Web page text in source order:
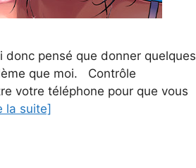
donc pensé que donner quelques
que moi. Contrôle
votre téléphone pour que vous
la suite]